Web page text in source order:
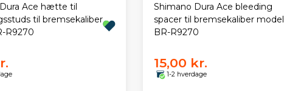
Ace hætte til
til bremsekaliber
R9270
Shimano Dura Ace bleeding
spacer til bremsekaliber model
BR-R9270
15,00 kr.
1-2 hverdage